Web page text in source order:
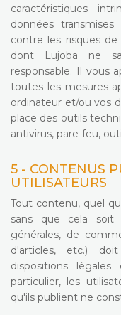
caractéristiques
données
contre les risques
dont Lujoba ne
responsable. Il vous
toutes les mesures
ordinateur et/ou vos
place des outils
antivirus, pare-feu,
5 - CONTENUS
UTILISATEURS
Tout contenu, quel
sans que cela soit
générales, de
d'articles, etc.)
dispositions
particulier, les
qu'ils publient ne